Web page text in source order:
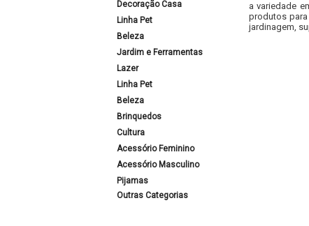
Decoração Casa
Linha Pet
Beleza
Jardim e Ferramentas
Lazer
Linha Pet
Beleza
Brinquedos
Cultura
Acessório Feminino
Acessório Masculino
Pijamas
Outras Categorias
a variedade
produtos
jardinagem,